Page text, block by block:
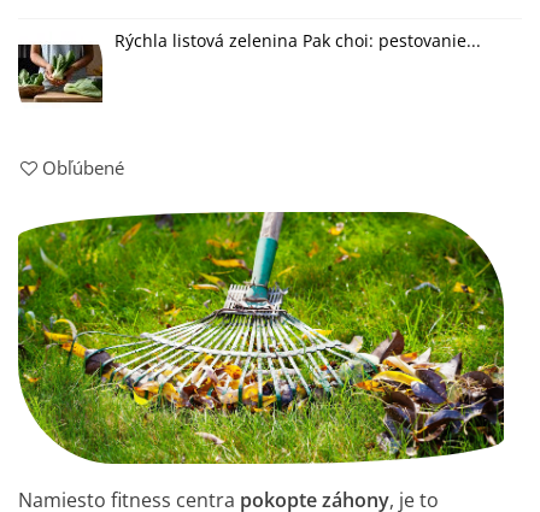
Rýchla listová zelenina Pak choi: pestovanie...
Obľúbené
Namiesto fitness centra pokopte záhony, je to